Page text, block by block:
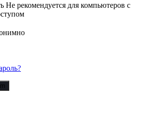
Не рекомендуется для компьютеров с